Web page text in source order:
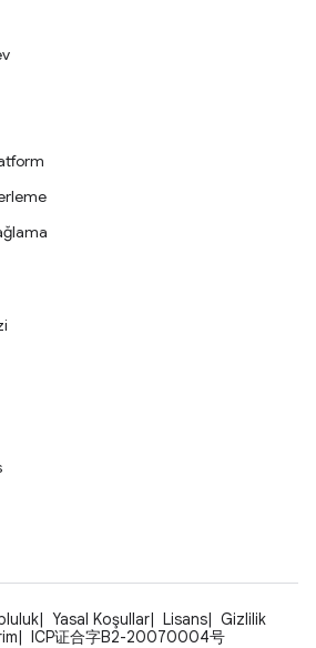
Yasal Koşullar Lisans
Gizlilik
ICP证合字B2-20070004号